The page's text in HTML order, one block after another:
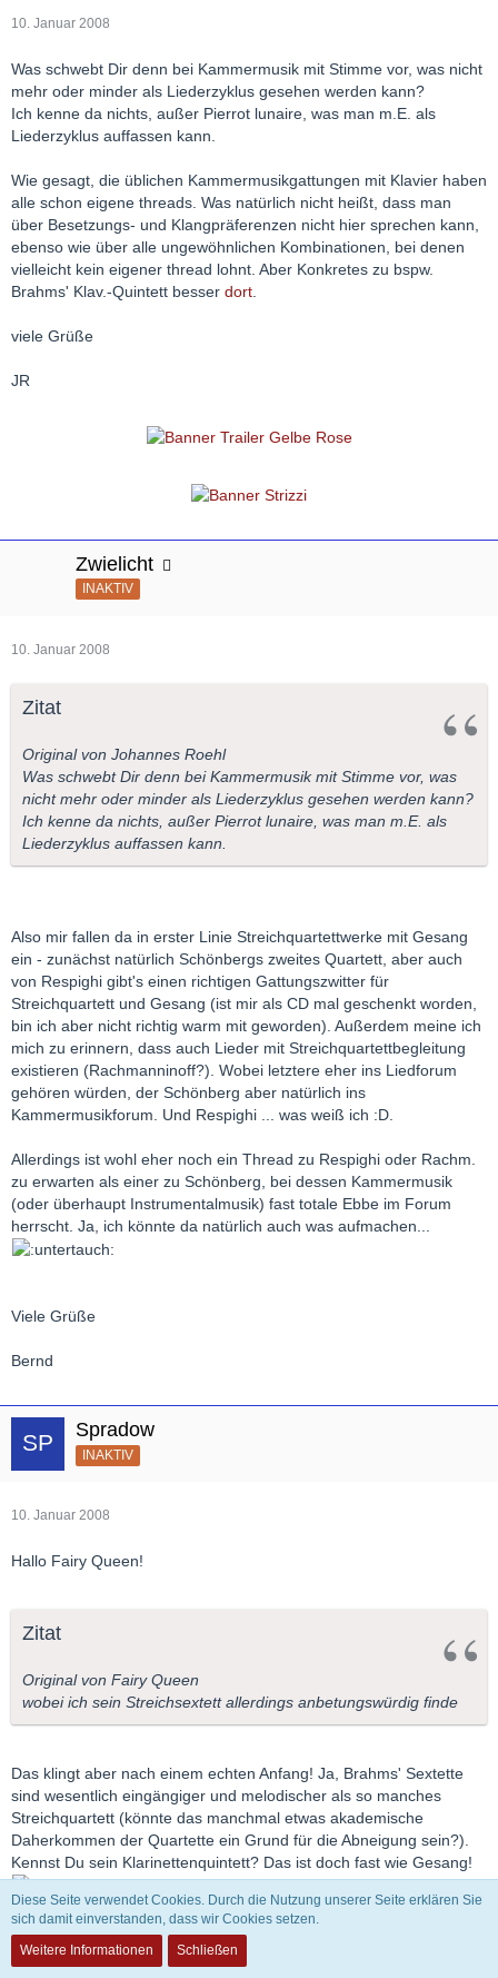
10. Januar 2008
Was schwebt Dir denn bei Kammermusik mit Stimme vor, was nicht
mehr oder minder als Liederzyklus gesehen werden kann?
Ich kenne da nichts, außer Pierrot lunaire, was man m.E. als
Liederzyklus auffassen kann.
Wie gesagt, die üblichen Kammermusikgattungen mit Klavier haben
alle schon eigene threads. Was natürlich nicht heißt, dass man
über Besetzungs- und Klangpräferenzen nicht hier sprechen kann,
ebenso wie über alle ungewöhnlichen Kombinationen, bei denen
vielleicht kein eigener thread lohnt. Aber Konkretes zu bspw.
Brahms' Klav.-Quintett besser dort
viele Grüße
JR
Zwielicht
INAKTIV
10. Januar 2008
Zitat
Original von Johannes Roehl
Was schwebt Dir denn bei Kammermusik mit Stimme vor, was
nicht mehr oder minder als Liederzyklus gesehen werden kann?
Ich kenne da nichts, außer Pierrot lunaire, was man m.E. als
Liederzyklus auffassen kann.
Also mir fallen da in erster Linie Streichquartettwerke mit Gesang
ein - zunächst natürlich Schönbergs zweites Quartett, aber auch
von Respighi gibt's einen richtigen Gattungszwitter für
Streichquartett und Gesang (ist mir als CD mal geschenkt worden,
bin ich aber nicht richtig warm mit geworden). Außerdem meine ich
mich zu erinnern, dass auch Lieder mit Streichquartettbegleitung
existieren (Rachmanninoff?). Wobei letztere eher ins Liedforum
gehören würden, der Schönberg aber natürlich ins
Kammermusikforum. Und Respighi ... was weiß ich :D.
Allerdings ist wohl eher noch ein Thread zu Respighi oder Rachm.
zu erwarten als einer zu Schönberg, bei dessen Kammermusik
(oder überhaupt Instrumentalmusik) fast totale Ebbe im Forum
herrscht. Ja, ich könnte da natürlich auch was aufmachen...
Viele Grüße
Bernd
Spradow
INAKTIV
10. Januar 2008
Hallo Fairy Queen!
Zitat
Original von Fairy Queen
wobei ich sein Streichsextett allerdings anbetungswürdig finde
Das klingt aber nach einem echten Anfang! Ja, Brahms' Sextette
sind wesentlich eingängiger und melodischer als so manches
Streichquartett (könnte das manchmal etwas akademische
Daherkommen der Quartette ein Grund für die Abneigung sein?).
Kennst Du sein Klarinettenquintett? Das ist doch fast wie Gesang!
Gruß,
Diese Seite verwendet Cookies. Durch die Nutzung unserer Seite erklären Sie
sich damit einverstanden, dass wir Cookies setzen.
Weitere Informationen
Schließen